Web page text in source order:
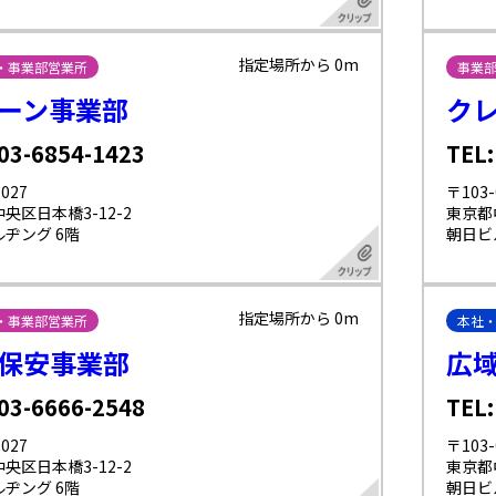
事業部営業所 指定場所から 0m
ン事業部
6854-1423
央区日本橋3-12-2
ヂング 6階
事業
ク
〒
東京
朝日
事業部営業所 指定場所から 0m
安事業部
6666-2548
央区日本橋3-12-2
ヂング 6階
本社
広
〒
東京
朝日